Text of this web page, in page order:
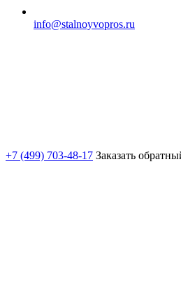
info@stalnoyvopros.ru
+7 (499) 703-48-17 Заказать